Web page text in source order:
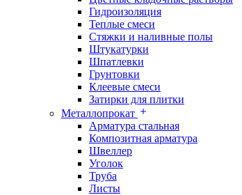
Гидроизоляция
Теплые смеси
Стяжки и наливные полы
Штукатурки
Шпатлевки
Грунтовки
Клеевые смеси
Затирки для плитки
Металлопрокат
Арматура стальная
Композитная арматура
Швеллер
Уголок
Труба
Листы